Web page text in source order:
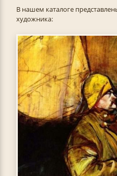
В нашем каталоге
художника: